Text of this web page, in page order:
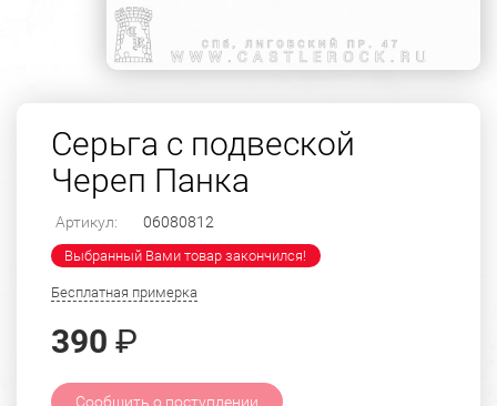
Серьга с подвеской
Череп Панка
Артикул: 06080812
Выбранный Вами товар закончился!
Бесплатная примерка
390 ₽
Сообщить о поступлении